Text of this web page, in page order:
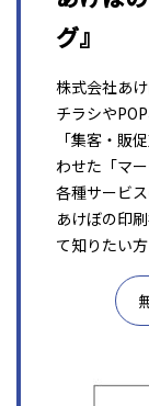
グ』
株式会社あ
チラシや
「集客・販
わせた「マ
各種サービ
あけぼの印
て知りたい